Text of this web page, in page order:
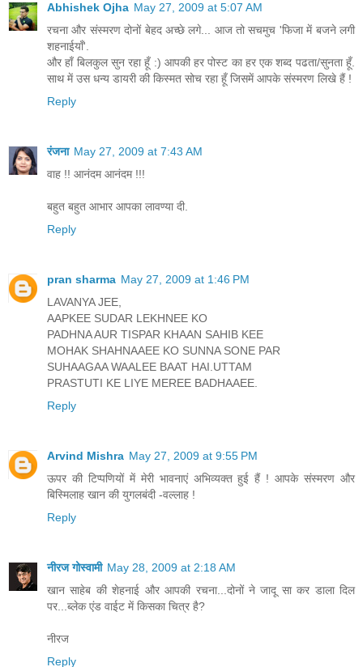
Abhishek Ojha May 27, 2009 at 5:07 AM
रचना और संस्मरण दोनों बेहद अच्छे लगे... आज तो सचमुच 'फिजा में बजने लगी
शहनाईयाँ'.
और हाँ बिलकुल सुन रहा हूँ :) आपकी हर पोस्ट का हर एक शब्द पढता/सुनता हूँ.
साथ में उस धन्य डायरी की किस्मत सोच रहा हूँ जिसमें आपके संस्मरण लिखे हैं !
Reply
रंजना May 27, 2009 at 7:43 AM
वाह !! आनंदम आनंदम !!!
बहुत बहुत आभार आपका लावण्या दी.
Reply
pran sharma May 27, 2009 at 1:46 PM
LAVANYA JEE,
AAPKEE SUDAR LEKHNEE KO
PADHNA AUR TISPAR KHAAN SAHIB KEE
MOHAK SHAHNAAEE KO SUNNA SONE PAR
SUHAAGAA WAALEE BAAT HAI.UTTAM
PRASTUTI KE LIYE MEREE BADHAAEE.
Reply
Arvind Mishra May 27, 2009 at 9:55 PM
ऊपर की टिप्पणियों में मेरी भावनाएं अभिव्यक्त हुई हैं ! आपके संस्मरण और
बिस्मिलाह खान की युगलबंदी -वल्लाह !
Reply
नीरज गोस्वामी May 28, 2009 at 2:18 AM
खान साहेब की शेहनाई और आपकी रचना...दोनों ने जादू सा कर डाला दिल
पर...ब्लेक एंड वाईट में किसका चित्र है?
नीरज
Reply